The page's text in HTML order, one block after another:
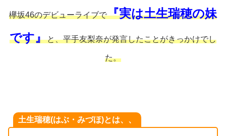
欅坂46のデビューライブで『実は土生瑞穂の妹
です』と、平手友梨奈が発言したことがきっかけでし
た。
土生瑞穂(はぶ・みづほ)とは、、